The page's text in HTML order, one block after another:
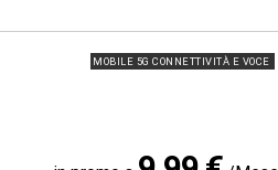
MOBILE 5G CONNETTIVITÀ E VOCE